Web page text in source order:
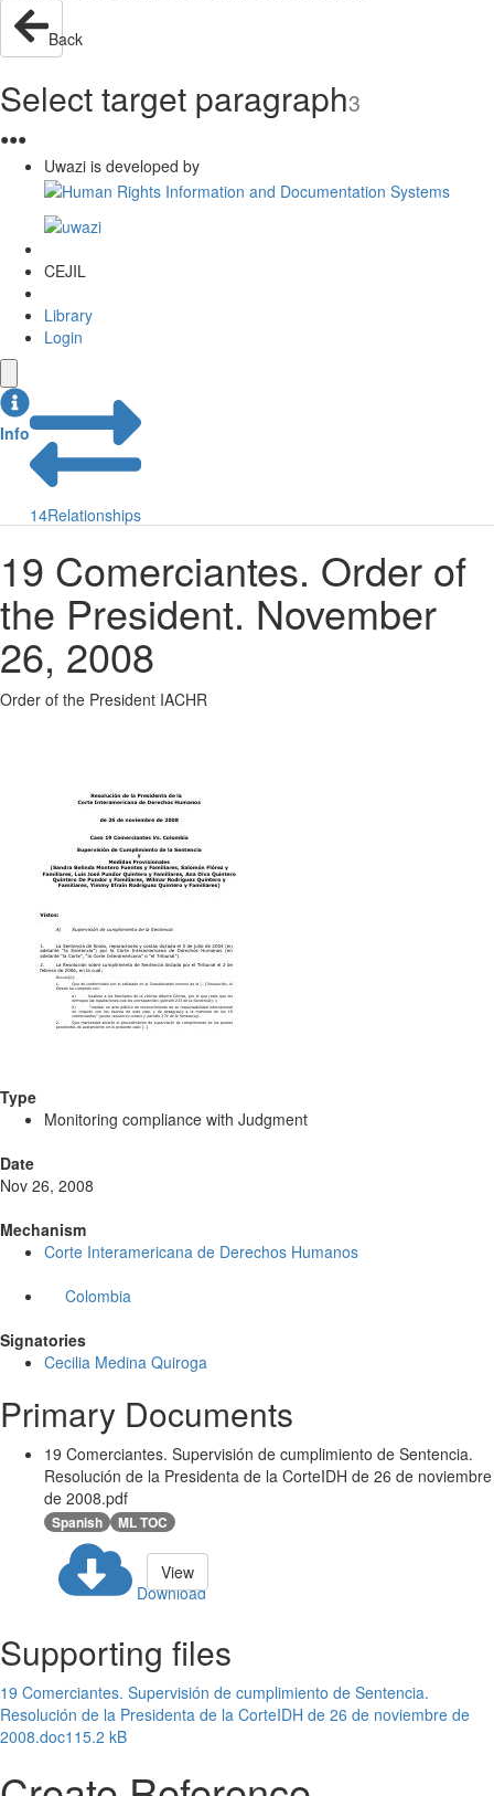
Back
Select target paragraph3
●●●
Uwazi is developed by
CEJIL
Library
Login
Info
14Relationships
19 Comerciantes. Order of
the President. November
26, 2008
Order of the President IACHR
Type
Monitoring compliance with Judgment
Date
Nov 26, 2008
Mechanism
Corte Interamericana de Derechos Humanos
Colombia
Signatories
Cecilia Medina Quiroga
Primary Documents
19 Comerciantes. Supervisión de cumplimiento de Sentencia.
Resolución de la Presidenta de la CorteIDH de 26 de noviembre
de 2008.pdf
Spanish ML TOC
Download
View
Supporting files
19 Comerciantes. Supervisión de cumplimiento de Sentencia.
Resolución de la Presidenta de la CorteIDH de 26 de noviembre de
2008.doc115.2 kB